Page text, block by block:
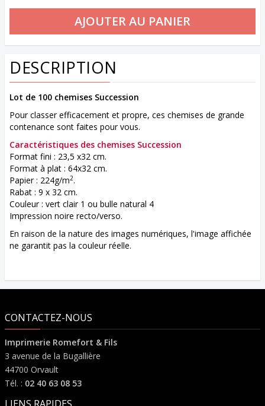
DESCRIPTION
Lot de 100 chemises Succession
Pour classer efficacement et propre, ces chemises de grande
contenance sont faites pour vous.
Caractéristiques des chemises Succession
Format fini : 23,5 x32 cm.
Format à plat : 64x32 cm.
Papier : 224g/m2.
Rabat : 9 x 32 cm.
Couleur : vert clair 1 ou bulle natural 4
Impression noire recto/verso.
En raison de la nature des images numériques, l'image affichée
ne garantit pas la couleur réelle.
CONTACTEZ-NOUS
Imprimerie Romefort & Fils
3 avenue de la Bugallière
44700 Orvault
Tél. : 02 40 63 08 53